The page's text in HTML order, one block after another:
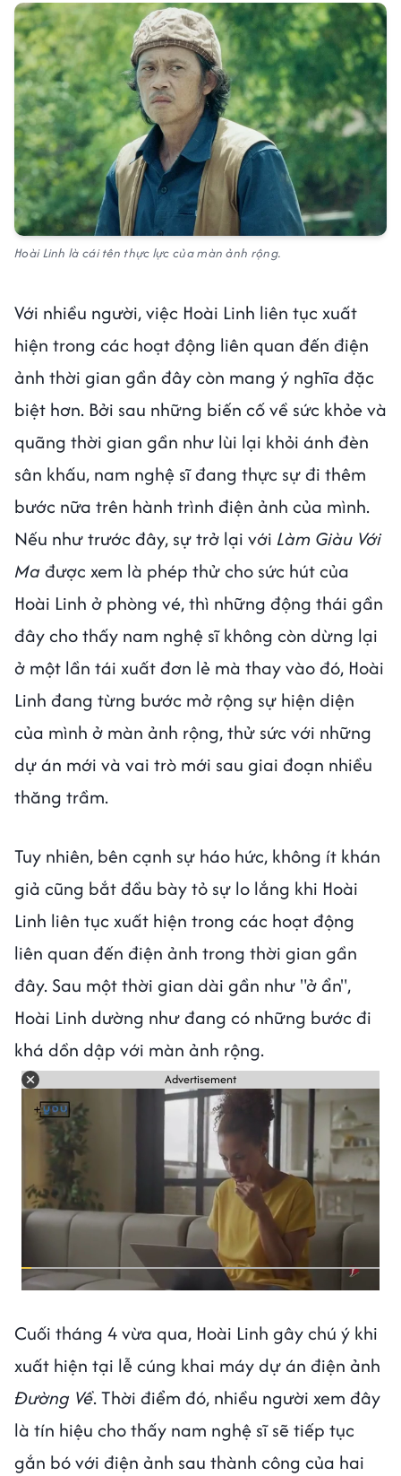
Hoài Linh là cái tên thực lực của màn ảnh rộng.
Với nhiều người, việc Hoài Linh liên tục xuất
hiện trong các hoạt động liên quan đến điện
ảnh thời gian gần đây còn mang ý nghĩa đặc
biệt hơn. Bởi sau những biến cố về sức khỏe và
quãng thời gian gần như lùi lại khỏi ánh đèn
sân khấu, nam nghệ sĩ đang thực sự đi thêm
bước nữa trên hành trình điện ảnh của mình.
Nếu như trước đây, sự trở lại với Làm Giàu Với
Mađược xem là phép thử cho sức hút của
Hoài Linh ở phòng vé, thì những động thái gần
đây cho thấy nam nghệ sĩ không còn dừng lại
ở một lần tái xuất đơn lẻ mà thay vào đó, Hoài
Linh đang từng bước mở rộng sự hiện diện
của mình ở màn ảnh rộng, thử sức với những
dự án mới và vai trò mới sau giai đoạn nhiều
thăng trầm.
Tuy nhiên, bên cạnh sự háo hức, không ít khán
giả cũng bắt đầu bày tỏ sự lo lắng khi Hoài
Linh liên tục xuất hiện trong các hoạt động
liên quan đến điện ảnh trong thời gian gần
đây. Sau một thời gian dài gần như "ở ẩn",
Hoài Linh dường như đang có những bước đi
khá dồn dập với màn ảnh rộng.
Advertisement
Cuối tháng 4 vừa qua, Hoài Linh gây chú ý khi
xuất hiện tại lễ cúng khai máy dự án điện ảnh
Đường Về. Thời điểm đó, nhiều người xem đây
là tín hiệu cho thấy nam nghệ sĩ sẽ tiếp tục
gắn bó với điện ảnh sau thành công của hai